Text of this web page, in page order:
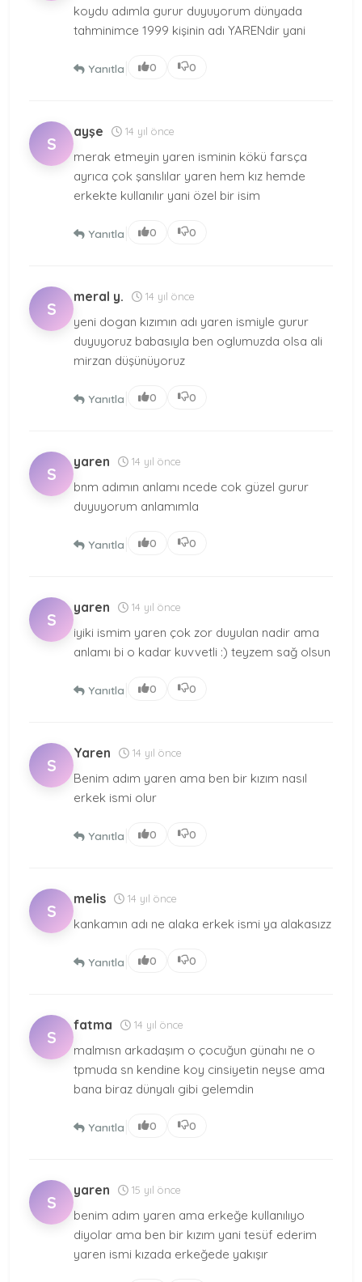
koydu adımla gurur duyuyorum dünyada
tahminimce 1999 kişinin adı YARENdir yani
Yanıtla 0 0
S
ayşe 14 yıl önce
merak etmeyin yaren isminin kökü farsça
ayrıca çok şanslılar yaren hem kız hemde
erkekte kullanılır yani özel bir isim
Yanıtla 0 0
S
meral y. 14 yıl önce
yeni dogan kızımın adı yaren ismiyle gurur
duyuyoruz babasıyla ben oglumuzda olsa ali
mirzan düşünüyoruz
Yanıtla 0 0
S
yaren 14 yıl önce
bnm adımın anlamı ncede cok güzel gurur
duyuyorum anlamımla
Yanıtla 0 0
S
yaren 14 yıl önce
iyiki ismim yaren çok zor duyulan nadir ama
anlamı bi o kadar kuvvetli :) teyzem sağ olsun
Yanıtla 0 0
S
Yaren 14 yıl önce
Benim adım yaren ama ben bir kızım nasıl
erkek ismi olur
Yanıtla 0 0
S
melis 14 yıl önce
kankamın adı ne alaka erkek ismi ya alakasızz
Yanıtla 0 0
S
fatma 14 yıl önce
malmısn arkadaşım o çocuğun günahı ne o
tpmuda sn kendine koy cinsiyetin neyse ama
bana biraz dünyalı gibi gelemdin
Yanıtla 0 0
S
yaren 15 yıl önce
benim adım yaren ama erkeğe kullanılıyo
diyolar ama ben bir kızım yani tesüf ederim
yaren ismi kızada erkeğede yakışır